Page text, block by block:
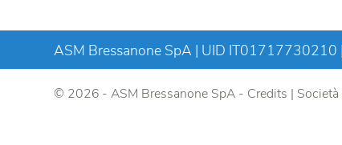
ASM Bressanone SpA | UID
© 2026 - ASM Bressanone SpA - Credits |